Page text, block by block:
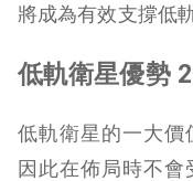
將成為有效支撐低
低軌衛星優勢
低軌衛星的一大價
因此在佈局時不會